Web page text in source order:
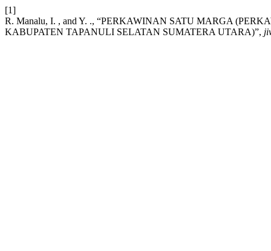
[1]
R. Manalu, I. , and Y. ., “PERKAWINAN SATU MARGA
KABUPATEN TAPANULI SELATAN SUMATERA UTARA)”,